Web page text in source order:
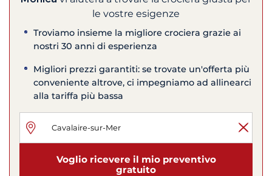
le vostre esigenze
Troviamo insieme la migliore crociera grazie ai
nostri 30 anni di esperienza
Migliori prezzi garantiti: se trovate un'offerta più
conveniente altrove, ci impegniamo ad allinearci
alla tariffa più bassa
Voglio ricevere il mio preventivo
gratuito